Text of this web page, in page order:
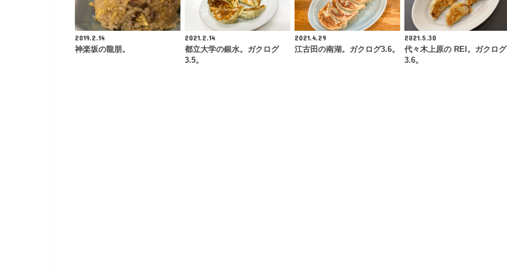
2019.2.14
神楽坂の龍朋。
2021.2.14
都立大学の銀水。ガクログ
3.5。
2021.4.29
江古田の南湖。ガクログ3.6。
2021.5.30
代々木上原の REI。ガクログ
3.6。